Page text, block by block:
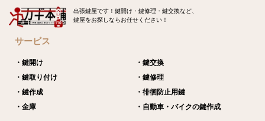
出張鍵屋です！鍵開け・鍵修理・鍵交換など、
鍵屋をお探しならお任せください！
サービス
・鍵開け
・鍵交換
・鍵取り付け
・鍵修理
・鍵作成
・徘徊防止用鍵
・金庫
・自動車・バイクの鍵作成